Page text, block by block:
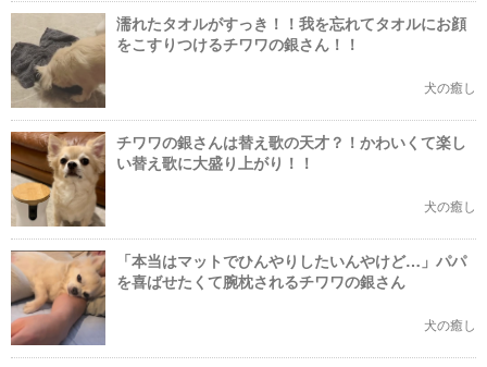
濡れたタオルがすっき！！我を忘れてタオルにお顔
をこすりつけるチワワの銀さん！！
犬の癒し
チワワの銀さんは替え歌の天才？！かわいくて楽し
い替え歌に大盛り上がり！！
犬の癒し
「本当はマットでひんやりしたいんやけど…」パパ
を喜ばせたくて腕枕されるチワワの銀さん
犬の癒し